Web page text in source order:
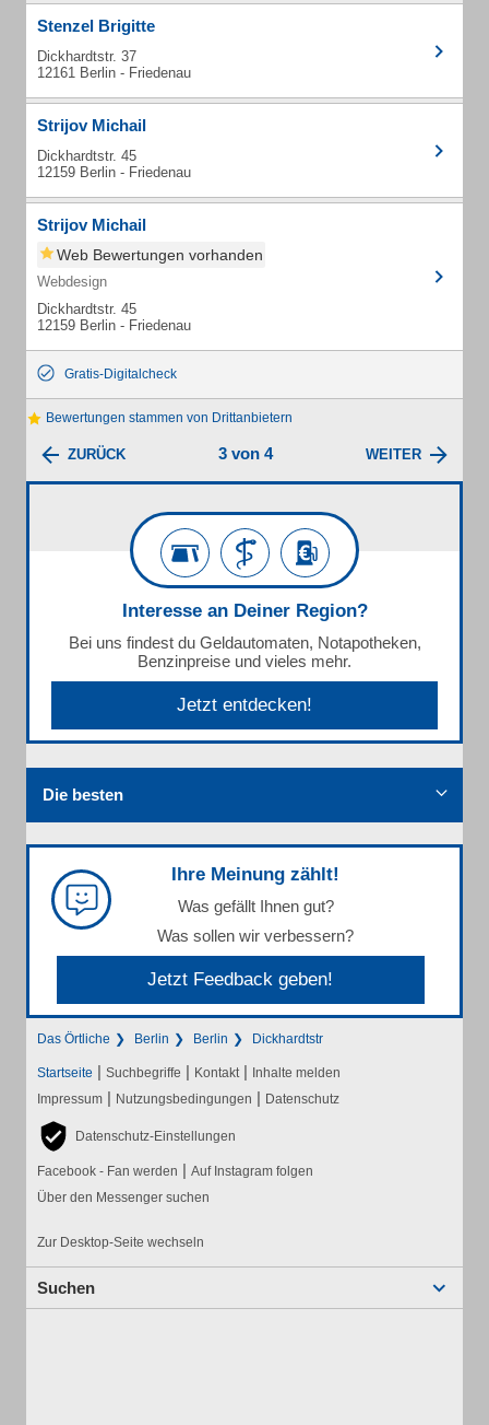
Stenzel Brigitte
Dickhardtstr. 37
12161 Berlin - Friedenau
Strijov Michail
Dickhardtstr. 45
12159 Berlin - Friedenau
Strijov Michail
Web Bewertungen vorhanden
Webdesign
Dickhardtstr. 45
12159 Berlin - Friedenau
Gratis-Digitalcheck
Bewertungen stammen von Drittanbietern
ZURÜCK 3 von 4 WEITER
Interesse an Deiner Region?
Bei uns findest du Geldautomaten, Notapotheken,
Benzinpreise und vieles mehr.
Jetzt entdecken!
Die besten
Ihre Meinung zählt!
Was gefällt Ihnen gut?
Was sollen wir verbessern?
Jetzt Feedback geben!
Das Örtliche Berlin Berlin Dickhardtstr
Startseite | Suchbegriffe | Kontakt | Inhalte melden
Impressum | Nutzungsbedingungen | Datenschutz
Datenschutz-Einstellungen
Facebook - Fan werden | Auf Instagram folgen
Über den Messenger suchen
Zur Desktop-Seite wechseln
Suchen